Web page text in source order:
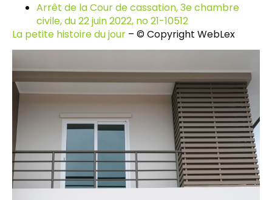
Arrêt de la Cour de cassation, 3e chambre
civile, du 22 juin 2022, no 21-10512
La petite histoire du jour – © Copyright WebLex